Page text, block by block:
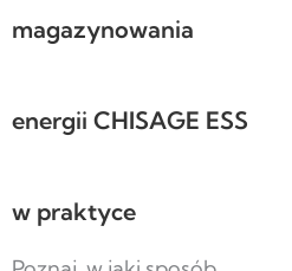
magazynowania
energii CHISAGE ESS
w praktyce